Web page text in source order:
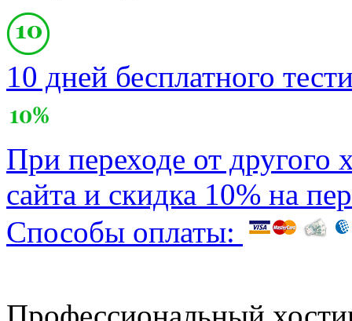
10 дней бесплатного
При переходе от другого
сайта и скидка 10% на
Способы оплаты: